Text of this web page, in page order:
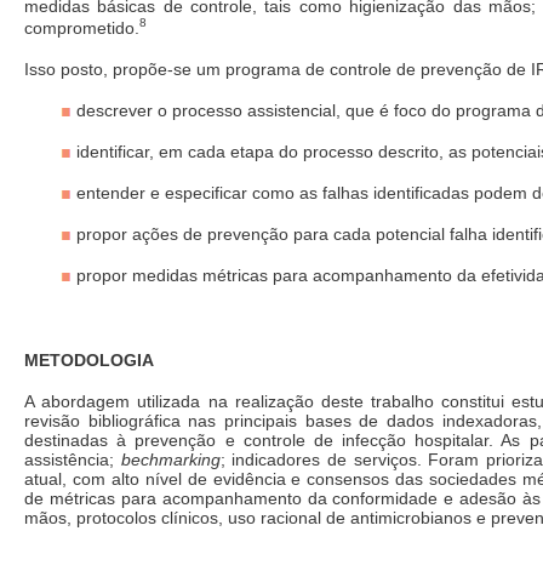
medidas básicas de controle, tais como higienização das
comprometido. 8
Isso posto, propõe-se um programa de controle de prevenção de
descrever o processo assistencial, que é foco do
identificar, em cada etapa do processo descrito, as
entender e especificar como as falhas identificadas podem
propor ações de prevenção para cada potencial falha
propor medidas métricas para acompanhamento da
METODOLOGIA
A abordagem utilizada na realização deste trabalho constitui
revisão bibliográfica nas principais bases de dados
destinadas à prevenção e controle de infecção hospitalar. As
assistência; bechmarking; indicadores de serviços. Foram
atual, com alto nível de evidência e consensos das sociedades
de métricas para acompanhamento da conformidade e adesão
mãos, protocolos clínicos, uso racional de antimicrobianos e